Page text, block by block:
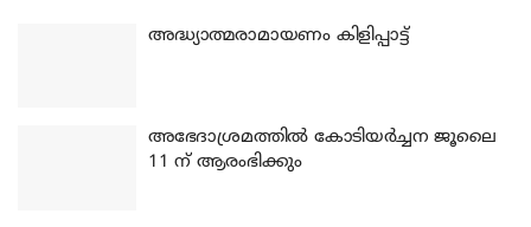
അദ്ധ്യാത്മരാമായണം കിളിപ്പാട്ട്
അഭേദാശ്രമത്തില്‍ കോടിയര്‍ച്ചന ജൂലൈ
11 ന് ആരംഭിക്കും